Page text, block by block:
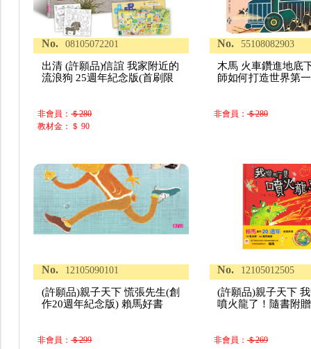
No. 08105072201
出清 (許願品)信誼 我家附近的
流浪狗 25週年紀念版(首刷限
非會員：＄280
教材金：＄ 90
No. 55108082903
木馬 火車鑽進地底
師如何打造世界第
非會員： ＄280
No. 12105090101
(許願品)親子天下 慌張先生(創
作20週年紀念版) 賴馬好書
非會員：＄299
No. 12105012505
(許願品)親子天下
噴火龍了！隨書附
非會員： ＄269